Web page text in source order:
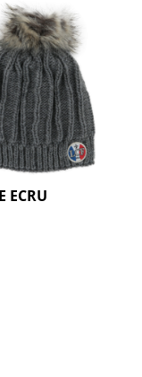
ECRU